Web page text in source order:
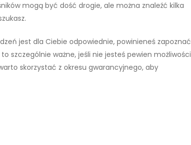
mogą być dość drogie, ale można znaleźć kilka
jest dla Ciebie odpowiednie, powinieneś zapoznać
szczególnie ważne, jeśli nie jesteś pewien możliwości
skorzystać z okresu gwarancyjnego, aby